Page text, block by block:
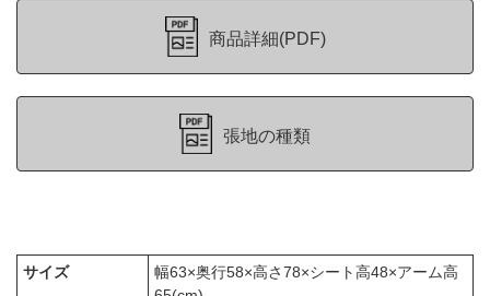
商品詳細(PDF)
張地の種類
サイズ
幅63×奥行58×高さ78×シート高48×アーム高